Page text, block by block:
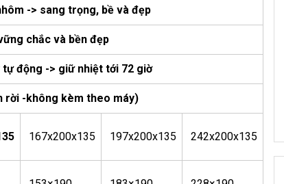
-> sang trọng, bề và đẹp
chắc và bền đẹp
động -> giữ nhiệt tới 72 giờ
rời -không kèm theo máy)
167x200x135 197x200x135 242x200x135